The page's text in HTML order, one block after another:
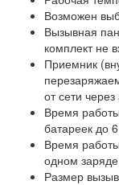
Возможен
Вызывная
комплект не
Приемник
от сети
Время
батареек до
Время
одном
Размер